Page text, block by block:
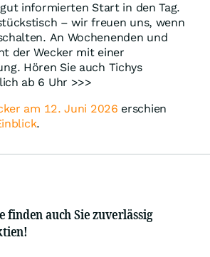
informierten Start in den Tag.
– wir freuen uns, wenn
An Wochenenden und
der Wecker mit einer
Hören Sie auch Tichys
ab 6 Uhr >>>
am 12. Juni 2026 erschien
.
finden auch Sie zuverlässig